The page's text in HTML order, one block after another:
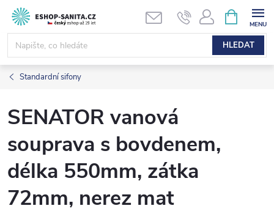
Přejít
obsah
HLEDAT
NÁKUPNÍ
KOŠÍK
Standardní sifony
SENATOR vanová
souprava s bovdenem,
délka 550mm, zátka
72mm, nerez mat